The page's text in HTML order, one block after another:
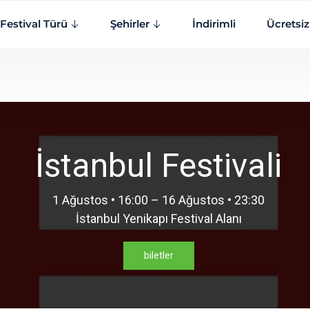
Festival Türü Şehirler İndirimli Ücretsiz
İstanbul Festivali
1 Ağustos • 16:00 – 16 Ağustos • 23:30
İstanbul Yenikapı Festival Alanı
biletler